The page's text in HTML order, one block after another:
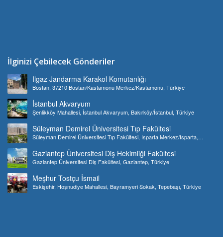
İlginizi Çebilecek Gönderiler
Ilgaz Jandarma Karakol Komutanlığı
Bostan, 37210 Bostan/Kastamonu Merkez/Kastamonu, Türkiye
İstanbul Akvaryum
Şenlikköy Mahallesi, İstanbul Akvaryum, Bakırköy/İstanbul, Türkiye
Süleyman Demirel Üniversitesi Tıp Fakültesi
Süleyman Demirel Üniversitesi Tıp Fakültesi, Isparta Merkez/Isparta,
Gaziantep Üniversitesi Diş Hekimliği Fakültesi
Gaziantep Üniversitesi Diş Fakültesi, Gaziantep, Türkiye
Meşhur Tostçu İsmail
Eskişehir, Hoşnudiye Mahallesi, Bayramyeri Sokak, Tepebaşı, Türkiye